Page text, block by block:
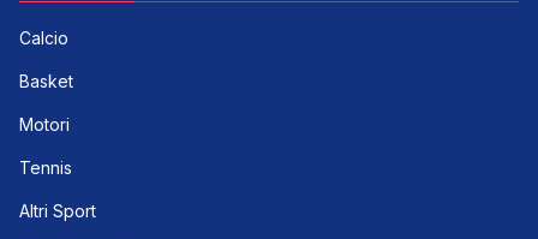
Calcio
Basket
Motori
Tennis
Altri Sport